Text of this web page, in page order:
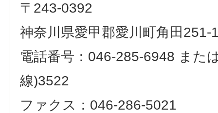
〒243-0392
神奈川県愛甲郡愛川町角田251-
電話番号：046-285-6948 また
線)3522
ファクス：046-286-5021